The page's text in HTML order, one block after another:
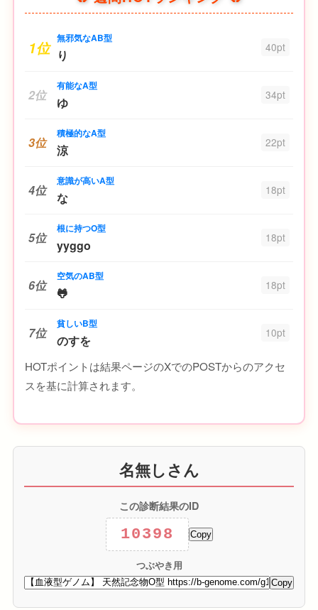
1位 無邪気なAB型
り 40pt
2位
有能なA型
ゆ 34pt
3位
積極的なA型
涼 22pt
4位
意識が高いA型
な 18pt
5位
根に持つO型
yyggo 18pt
6位
空気のAB型
🐸 18pt
7位
貧しいB型
のすを 10pt
HOTポイントは結果ページのXでのPOSTからのアクセ
スを基に計算されます。
名無しさん
この診断結果のID
10398 Copy
つぶやき用
Copy